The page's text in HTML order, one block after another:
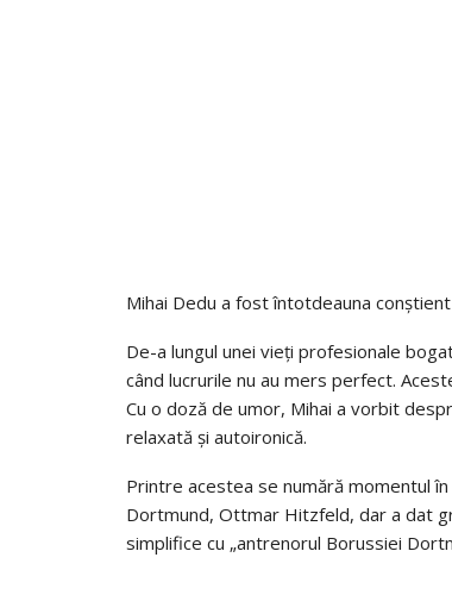
Mihai Dedu a fost întotdeauna
De-a lungul unei vieți profesionale
când lucrurile nu au mers perfect.
Cu o doză de umor, Mihai a vorbit
relaxată și autoironică.
Printre acestea se numără momentul
Dortmund, Ottmar Hitzfeld, dar a dat
simplifice cu „antrenorul Borussiei